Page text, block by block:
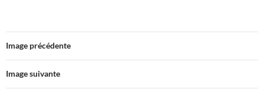
Image précédente
Image suivante